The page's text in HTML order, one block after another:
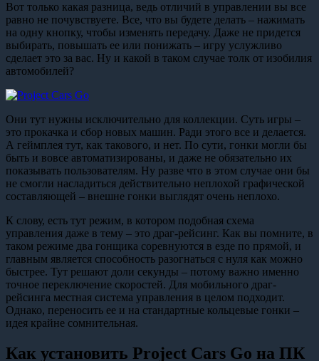
Вот только какая разница, ведь отличий в управлении вы все
равно не почувствуете. Все, что вы будете делать – нажимать
на одну кнопку, чтобы изменять передачу. Даже не придется
выбирать, повышать ее или понижать – игру услужливо
сделает это за вас. Ну и какой в таком случае толк от изобилия
автомобилей?
Они тут нужны исключительно для коллекции. Суть игры –
это прокачка и сбор новых машин. Ради этого все и делается.
А геймплея тут, как такового, и нет. По сути, гонки могли бы
быть и вовсе автоматизированы, и даже не обязательно их
показывать пользователям. Ну разве что в этом случае они бы
не смогли насладиться действительно неплохой графической
составляющей – внешне гонки выглядят очень неплохо.
К слову, есть тут режим, в котором подобная схема
управления даже в тему – это драг-рейсинг. Как вы помните, в
таком режиме два гонщика соревнуются в езде по прямой, и
главным является способность разогнаться с нуля как можно
быстрее. Тут решают доли секунды – потому важно именно
точное переключение скоростей. Для мобильного драг-
рейсинга местная система управления в целом подходит.
Однако, переносить ее и на стандартные кольцевые гонки –
идея крайне сомнительная.
Как установить Project Cars Go на ПК